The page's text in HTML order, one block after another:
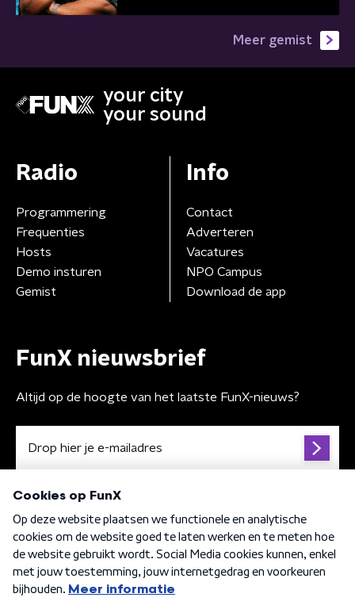
Meer gemist
your city
your sound
Radio
Programmering
Frequenties
Hosts
Demo insturen
Gemist
Info
Contact
Adverteren
Vacatures
NPO Campus
Download de app
FunX nieuwsbrief
Altijd op de hoogte van het laatste FunX-nieuws?
Algemene voorwaarden Privacybeleid